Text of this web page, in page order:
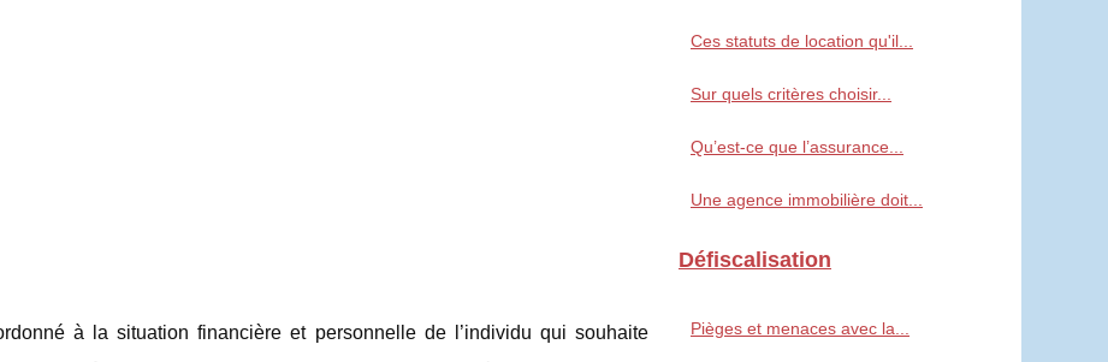
à la situation financière et personnelle de l’individu qui souhaite
Ces statuts de location qu'il...
Sur quels critères choisir...
Qu’est-ce que l’assurance...
Une agence immobilière doit...
Défiscalisation
Pièges et menaces avec la...